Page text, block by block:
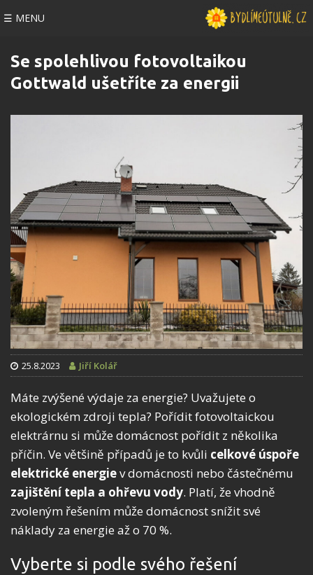
☰ MENU
Se spolehlivou fotovoltaikou
Gottwald ušetříte za energii
25.8.2023 Jiří Kolář
Máte zvýšené výdaje za energie? Uvažujete o
ekologickém zdroji tepla? Pořídit fotovoltaickou
elektrárnu si může domácnost pořídit z několika
příčin. Ve většině případů je to kvůli celkové úspoře
elektrické energiev domácnosti nebo částečnému
zajištění tepla a ohřevu vody. Platí, že vhodně
zvoleným řešením může domácnost snížit své
náklady za energie až o 70 %.
Vyberte si podle svého řešení